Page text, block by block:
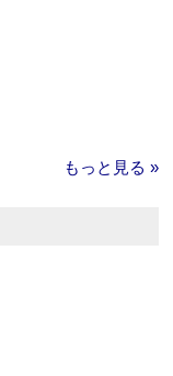
もっと見る »